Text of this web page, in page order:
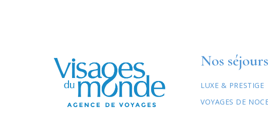
Nos séjours
LUXE & PRESTIGE
VOYAGES DE